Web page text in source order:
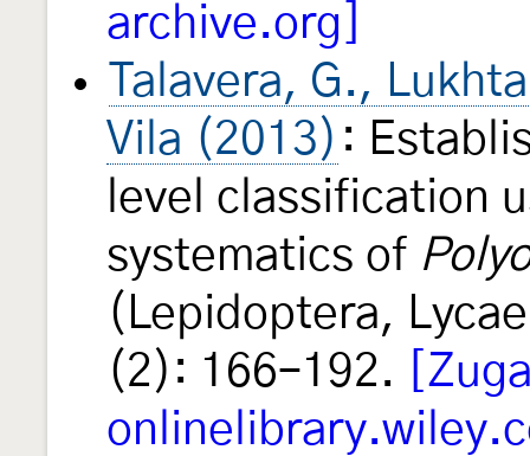
archive.org]
Talavera, G.,
Vila (2013) :
level classification
systematics of
(Lepidoptera,
(2): 166–192.